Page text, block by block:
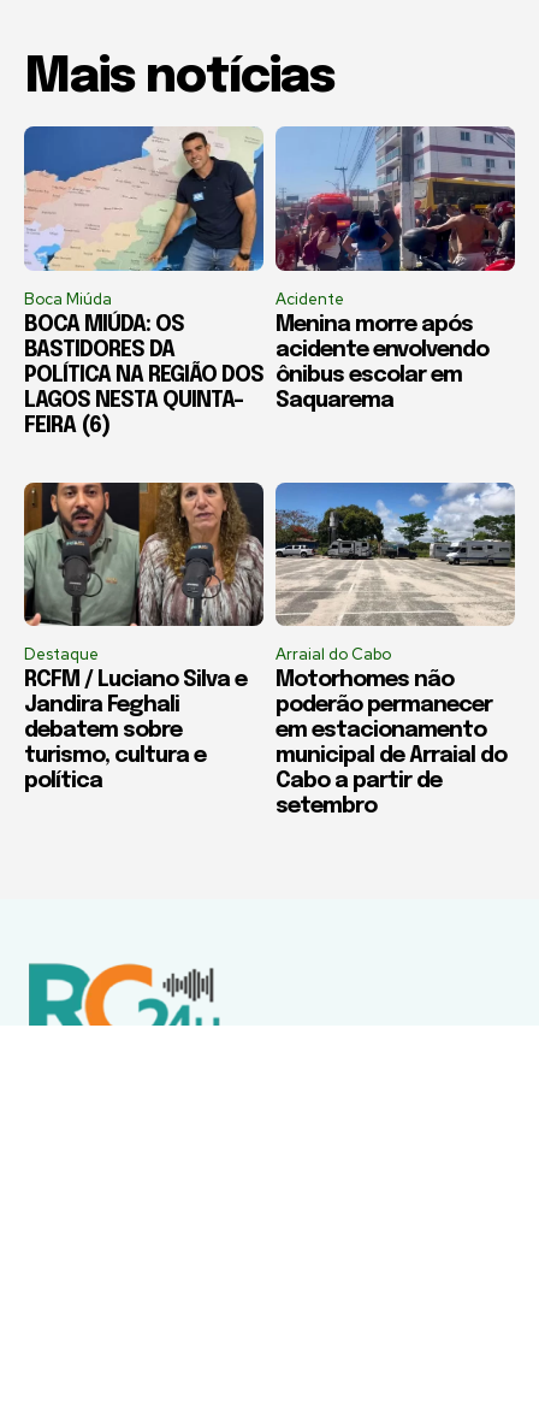
Mais notícias
Boca Miúda
BOCA MIÚDA: OS
BASTIDORES DA
POLÍTICA NA REGIÃO DOS
LAGOS NESTA QUINTA-
FEIRA (6)
Acidente
Menina morre após
acidente envolvendo
ônibus escolar em
Saquarema
Destaque
RCFM / Luciano Silva e
Jandira Feghali
debatem sobre
turismo, cultura e
política
Arraial do Cabo
Motorhomes não
poderão permanecer
em estacionamento
municipal de Arraial do
Cabo a partir de
setembro